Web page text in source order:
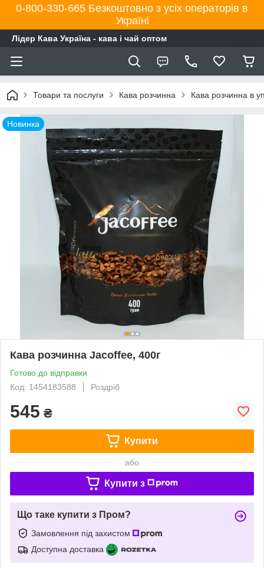
0-800-330-665 Безкоштовно з усіх операторів в
Україні
Лідер Кава Україна - кава і чай оптом
Товари та послуги Кава розчинна Кава розчинна в
Новинка
Кава розчинна Jacoffee, 400г
Готово до відправки
Код: 1454183588
Роздріб
545 ₴
Купити
або
Купити з
Що таке купити з Пром?
Замовлення під захистом
Доступна доставка